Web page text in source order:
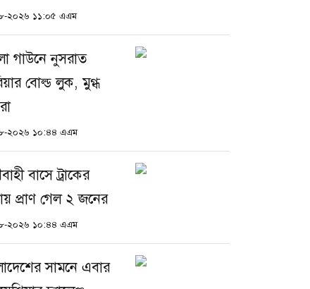
২০২৬ ১১:০৫ এএম
গাউনে নুসরাত
বোল্ড লুক, মুগ্ধ
২০২৬ ১০:৪৪ এএম
বাসে ট্রাকের
প্রাণ গেল ২ জনের
২০২৬ ১০:৪৪ এএম
সামনে এবার